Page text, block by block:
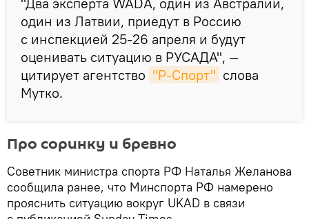
один из Латвии, приедут в Россию
с инспекцией 25-26 апреля и будут
оценивать ситуацию в РУСАДА", —
цитирует агентство "Р-Спорт" слова
Мутко.
Про соринку и бревно
Советник министра спорта РФ Наталья Желанова
сообщила ранее, что Минспорта РФ намерено
прояснить ситуацию вокруг UKAD в связи